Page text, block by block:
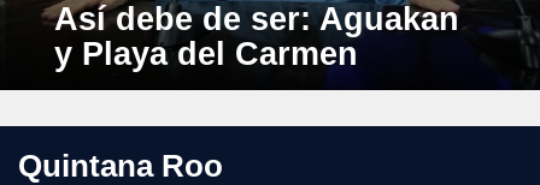
Así debe de ser: Aguakan
y Playa del Carmen
Quintana Roo